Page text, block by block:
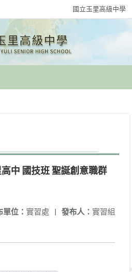
國立玉里高級中學
中 國技班 聖誕創意職群
發布人： 實習組
單位： 實習處 |